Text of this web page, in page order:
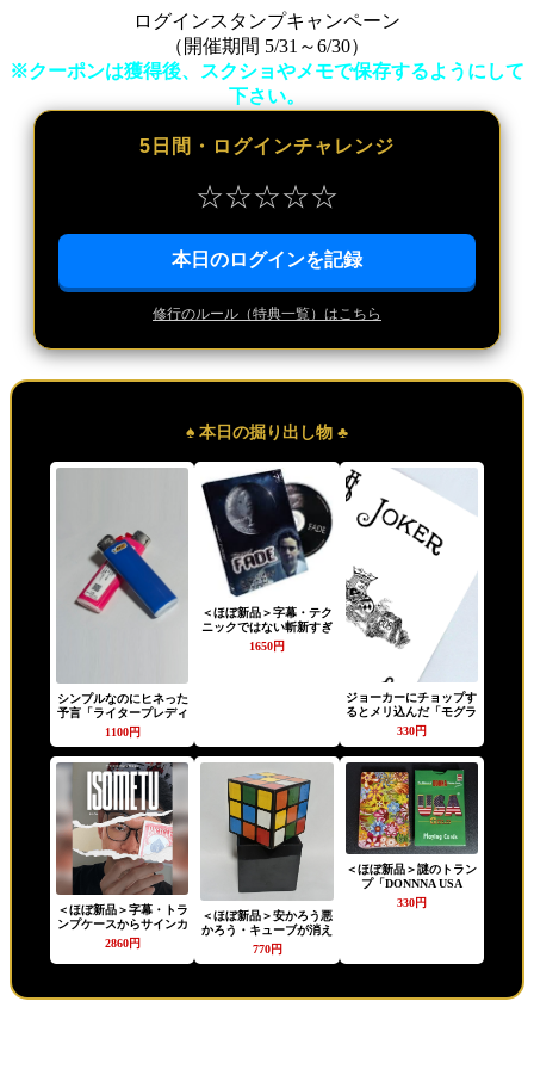
ログインスタンプキャンペーン
（開催期間 5/31～6/30）
※クーポンは獲得後、スクショやメモで保存するようにして
下さい。
5日間・ログインチャレンジ
☆☆☆☆☆
本日のログインを記録
修行のルール（特典一覧）はこちら
♠ 本日の掘り出し物 ♣
シンプルなのにヒネった
予言「ライタープレディ
クション」
1100円
＜ほぼ新品＞字幕・テク
ニックではない斬新すぎ
るコイン
「TITANAS`FADE」
1650円
ジョーカーにチョップす
るとメリ込んだ「モグラ
ジョーカー」
330円
＜ほぼ新品＞字幕・トラ
ンプケースからサインカ
ードが出てくる
「ISOMETU」
2860円
＜ほぼ新品＞安かろう悪
かろう・キューブが消え
る「ザ・ルービックキュ
ーブ」
770円
＜ほぼ新品＞謎のトラン
プ「DONNNA USA
GOLD PLAYNG
CARDS」
330円